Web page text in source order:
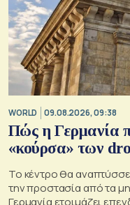
WORLD 09.08.2026, 09:38
Πώς η Γερμανία
«κούρσα» των
Το κέντρο θα
την προστασία από τα
Γερμανία ετοιμάζει